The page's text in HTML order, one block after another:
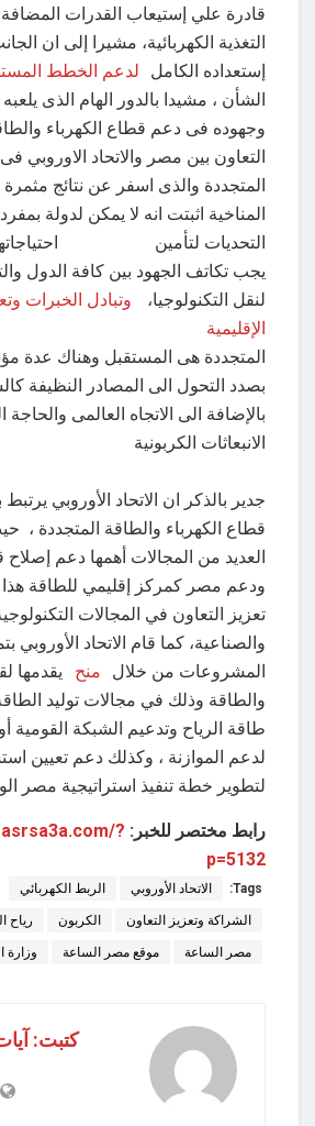
قادرة علي إستيعاب القدرات
التغذية الكهربائية، مشيرا إلى ان
إستعداده الكامل لدعم الخطط
الشأن ، مشيدا بالدور الهام الذى يلعبه
وجهوده فى دعم قطاع الكهرباء
التعاون بين مصر والاتحاد الاوروبي
المتجددة والذى اسفر عن نتائج مثمرة
المناخية اثبتت انه لا يمكن لدولة
التحديات لتأمين احتياجاتها
يجب تكاتف الجهود بين كافة الدول
لنقل التكنولوجيا،
وتبادل الخبرات
الإقليمية
وان
المتجددة هى المستقبل وهناك عدة
بصدد التحول الى المصادر النظيفة
بالإضافة الى الاتجاه العالمى
الانبعاثات الكربونية
جدير بالذكر ان الاتحاد الأوروبي
قطاع الكهرباء والطاقة المتجددة ،
العديد من المجالات أهمها دعم إصلاح
ودعم مصر كمركز إقليمي للطاقة هذا
تعزيز التعاون في المجالات
والصناعية، كما قام الاتحاد الأوروبي
المشروعات من خلال منح يقدمها
والطاقة وذلك في مجالات توليد
طاقة الرياح وتدعيم الشبكة
لدعم الموازنة ، وكذلك دعم تعيين
لتطوير خطة تنفيذ استراتيجية مصر
رابط مختصر للخبر: ?
p=5132
Tags: الاتحاد الأوروبي الربط الكهربائي
الشراكة وتعزيز التعاون الكربون رياح
مصر الساعة موقع مصر الساعة وزارة
كتبت: